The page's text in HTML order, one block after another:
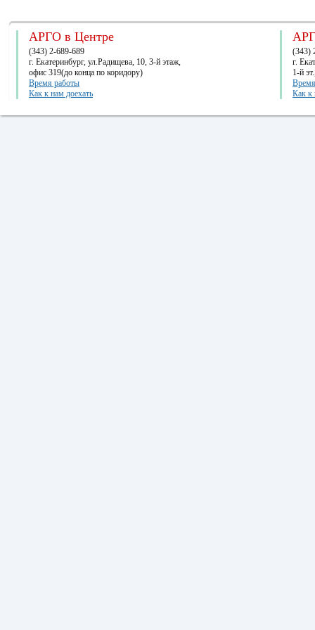
АРГО в Центре
(343) 2-689-689
г. Екатеринбург, ул.Радищева, 10, 3-й этаж,
офис 319(до конца по коридору)
Время работы
Как к нам доехать
(343)
г.
1-й
Как к